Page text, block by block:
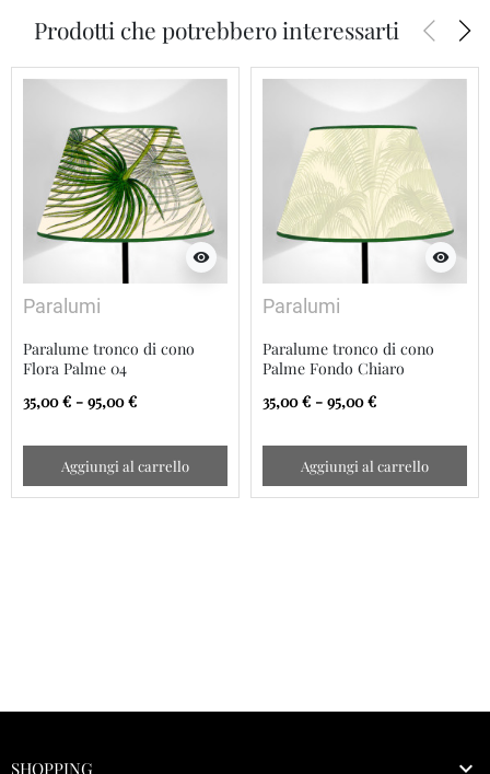
Prodotti che potrebbero interessarti arrow_back_ios arrow_forward_ios
visibility
Paralumi
Paralume tronco di cono
Flora Palme 04
35,00 € - 95,00 €
Aggiungi al carrello
visibility
Paralumi
Paralume tronco di cono
Palme Fondo Chiaro
35,00 € - 95,00 €
Aggiungi al carrello
SHOPPING 